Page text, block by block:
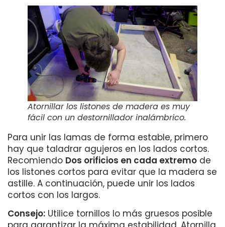
Atornillar los listones de madera es muy
fácil con un destornillador inalámbrico.
Para unir las lamas de forma estable, primero
hay que taladrar agujeros en los lados cortos.
Recomiendo Dos orificios en cada extremo de
los listones cortos para evitar que la madera se
astille. A continuación, puede unir los lados
cortos con los largos.
Consejo: Utilice tornillos lo más gruesos posible